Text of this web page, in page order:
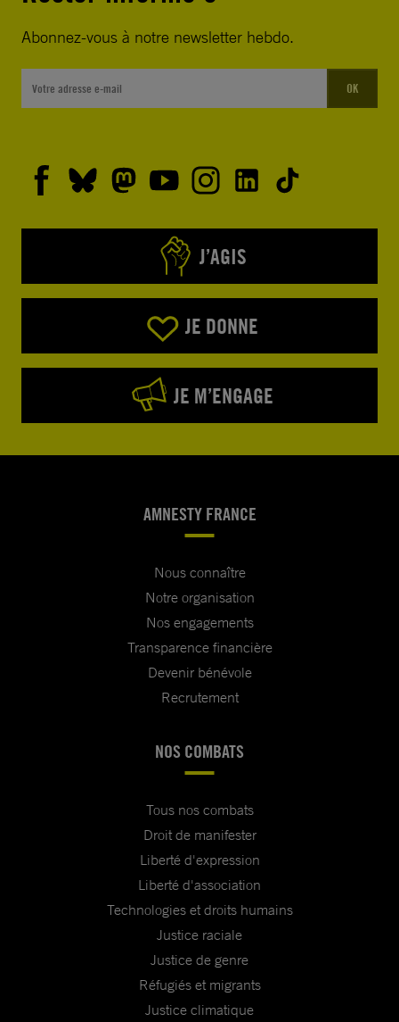
Abonnez-vous à notre newsletter hebdo.
OK
J’AGIS
JE DONNE
JE M’ENGAGE
AMNESTY FRANCE
Nous connaître
Notre organisation
Nos engagements
Transparence financière
Devenir bénévole
Recrutement
NOS COMBATS
Tous nos combats
Droit de manifester
Liberté d'expression
Liberté d'association
Technologies et droits humains
Justice raciale
Justice de genre
Réfugiés et migrants
Justice climatique